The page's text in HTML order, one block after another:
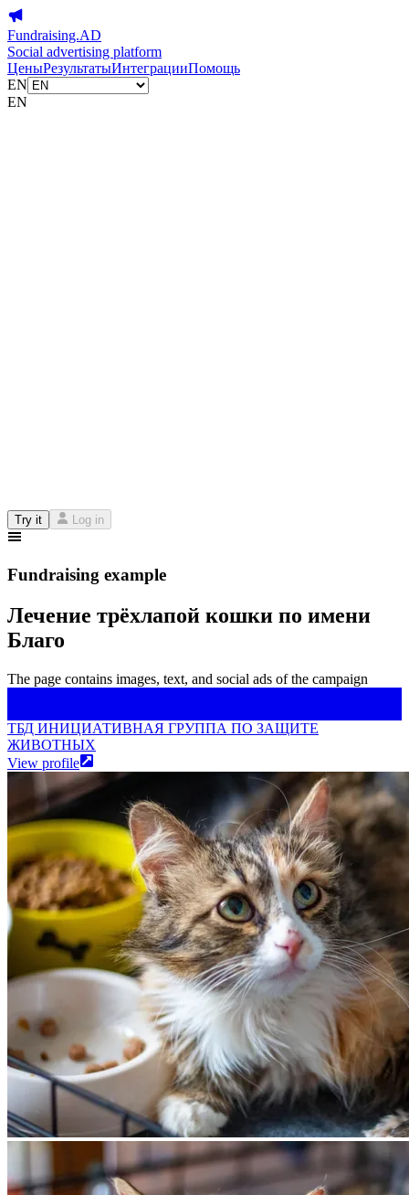
Fundraising.AD
Social advertising platform
ЦеныРезультатыИнтеграцииПомощь
EN
EN
Try it Log in
Fundraising example
Лечение трёхлапой кошки по имени
Благо
The page contains images, text, and social ads of the campaign
ТБД ИНИЦИАТИВНАЯ ГРУППА ПО ЗАЩИТЕ
ЖИВОТНЫХ
View profile